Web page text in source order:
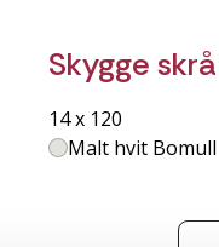
Skygge
14 x 120
Malt hvit Bomull